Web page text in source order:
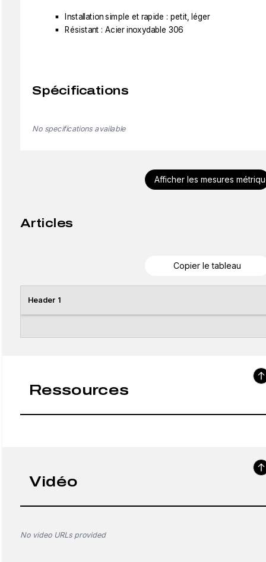
Installation simple et rapide : petit, léger
Résistant : Acier inoxydable 306
Spécifications
No specifications available
Afficher les mesures
Articles
Copier le tableau
Header 1
Ressources
Vidéo
No video URLs provided